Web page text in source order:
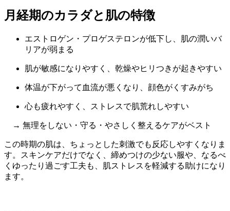
月経期のカラダと肌の特徴
エストロゲン・プロゲステロンが低下し、肌の潤いバ
リアが弱まる
肌が敏感になりやすく、乾燥やヒリつきが起きやすい
体温が下がって血流が悪くなり、顔色がくすみがち
心も疲れやすく、ストレスで肌荒れしやすい
→ 無理をしない・守る・やさしく整えるケアがベスト
この時期の肌は、ちょっとした刺激でも反応しやすくなりま
す。スキンケアだけでなく、締めつけの少ない服や、なるべ
くゆったり過ごす工夫も、肌ストレスを軽減する助けになり
ます。